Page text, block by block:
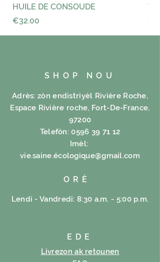
HUILE DE CONSOUDE
Price
€32.00
SHOP NOU
Adrès: zòn endistriyèl Rivière Roche,
Espace Rivière roche, Fort-De-France,
97200
Telefòn:0596 39 71 12
Imèl:
vie.saine.écologique@gmail.com
ORÈ
Lendi - Vandredi: 8:30 a.m. - 5:00 p.m.
EDE
Livrezon ak retounen